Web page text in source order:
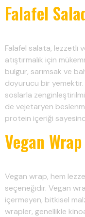
Falafel
Falafel salata, lezzetli
atıştırmalık için
bulgur, sarımsak ve
doyurucu bir
soslarla
de vejetaryen
protein içeriği
Vegan Wrap
Vegan wrap, hem
seçeneğidir. Vegan
içermeyen, bitkisel
wrapler, genellikle